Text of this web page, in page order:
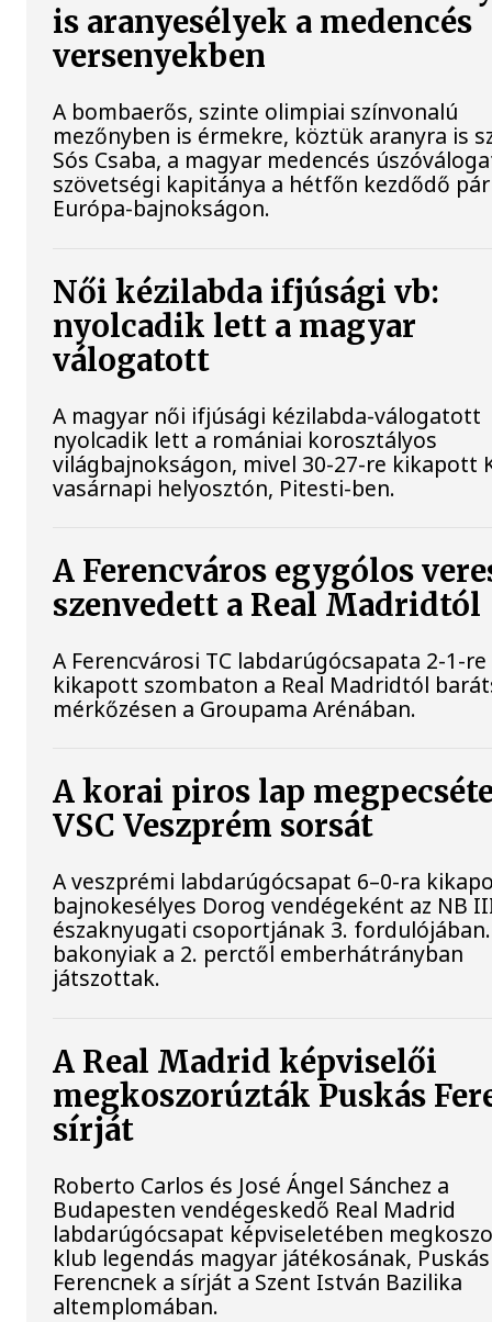
is aranyesélyek a medencés
versenyekben
A bombaerős, szinte olimpiai színvonalú
mezőnyben is érmekre, köztük aranyra is
Sós Csaba, a magyar medencés
szövetségi kapitánya a hétfőn kezdődő
Európa-bajnokságon.
Női kézilabda ifjúsági vb:
nyolcadik lett a magyar
válogatott
A magyar női ifjúsági kézilabda-válogatott
nyolcadik lett a romániai korosztályos
világbajnokságon, mivel 30-27-re kikapott
vasárnapi helyosztón, Pitesti-ben.
A Ferencváros egygólos
szenvedett a Real Madridtól
A Ferencvárosi TC labdarúgócsapata 2-1-re
kikapott szombaton a Real Madridtól
mérkőzésen a Groupama Arénában.
A korai piros lap
VSC Veszprém sorsát
A veszprémi labdarúgócsapat 6–0-ra
bajnokesélyes Dorog vendégeként az NB
északnyugati csoportjának 3.
bakonyiak a 2. perctől emberhátrányban
játszottak.
A Real Madrid képviselői
megkoszorúzták Puskás
sírját
Roberto Carlos és José Ángel Sánchez a
Budapesten vendégeskedő Real Madrid
labdarúgócsapat képviseletében
klub legendás magyar játékosának, Puskás
Ferencnek a sírját a Szent István Bazilika
altemplomában.